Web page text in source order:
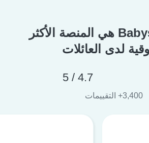
منصة Babysits هي المنصة الأكثر
لدى العائلات
4.7 / 5
3,400+ التقييمات